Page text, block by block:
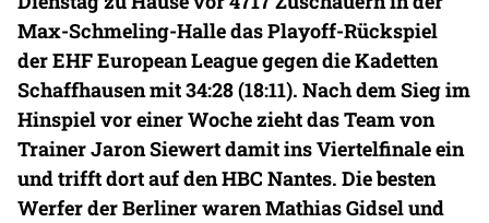
Max-Schmeling-Halle das Playoff-Rückspiel
der EHF European League gegen die Kadetten
Schaffhausen mit 34:28 (18:11). Nach dem Sieg im
Hinspiel vor einer Woche zieht das Team von
Trainer Jaron Siewert damit ins Viertelfinale ein
und trifft dort auf den HBC Nantes. Die besten
Werfer der Berliner waren Mathias Gidsel und